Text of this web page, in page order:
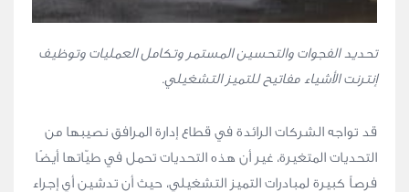
تحديد الفجوات والتحسين المستمر وتكامل العمليات وتوظيف
إنترنت الأشياء مفاتيح للتميز التشغيلي.
قد تواجه الشركات الرائدة في قطاع إدارة المرافق نصيبها من
التحديات المتغيرة، غير أن هذه التحديات تحمل في طيّاتها أيضًا
فرصاً كبيرة لمبادرات التميز التشغيلي، حيث أن تدشين أي إجراء